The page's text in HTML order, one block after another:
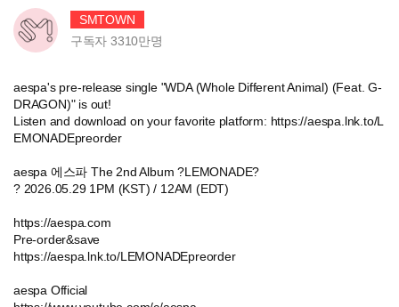
SMTOWN
구독자3310만명
aespa's pre-release single "WDA (Whole Different Animal) (Feat. G-
DRAGON)" is out!
Listen and download on your favorite platform: https://aespa.lnk.to/L
EMONADEpreorder
aespa 에스파 The 2nd Album ?LEMONADE?
? 2026.05.29 1PM (KST) / 12AM (EDT)
https://aespa.com
Pre-order&save
https://aespa.lnk.to/LEMONADEpreorder
aespa Official